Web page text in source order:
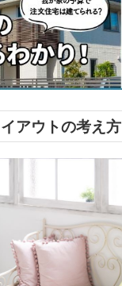
アウトの考え方